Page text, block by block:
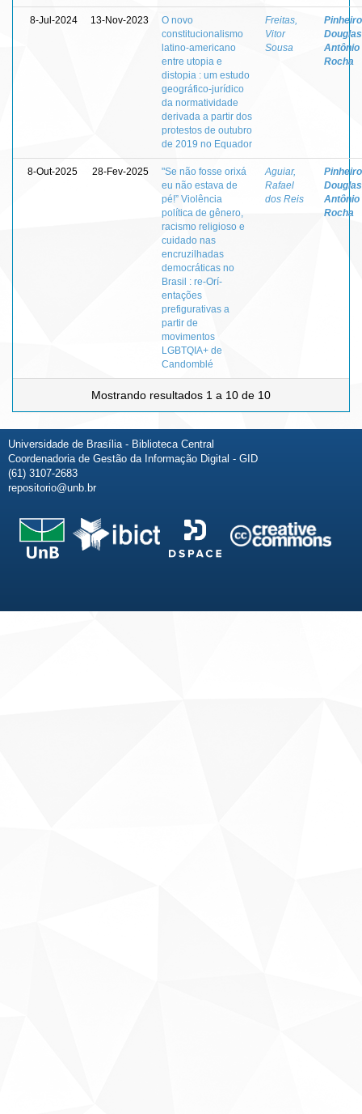
8-Jul-2024 13-Nov-2023
O novo
constitucionalismo
latino-americano
entre utopia e
distopia : um estudo
geográfico-jurídico
da normatividade
derivada a partir dos
protestos de outubro
de 2019 no Equador
Freitas,
Vitor
Sousa
Douglas
Antônio
Rocha
8-Out-2025 28-Fev-2025
"Se não fosse orixá
eu não estava de
pé!” Violência
política de gênero,
racismo religioso e
cuidado nas
encruzilhadas
democráticas no
Brasil : re-Orí-
entações
prefigurativas a
partir de
movimentos
LGBTQIA+ de
Candomblé
Aguiar,
Rafael
dos Reis
Douglas
Antônio
Rocha
Mostrando resultados 1 a 10 de 10
Universidade de Brasília - Biblioteca Central
Coordenadoria de Gestão da Informação Digital - GID
(61) 3107-2683
repositorio@unb.br